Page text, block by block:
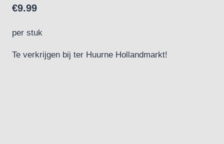
€9.99
per stuk
Te verkrijgen bij ter Huurne Hollandmarkt!